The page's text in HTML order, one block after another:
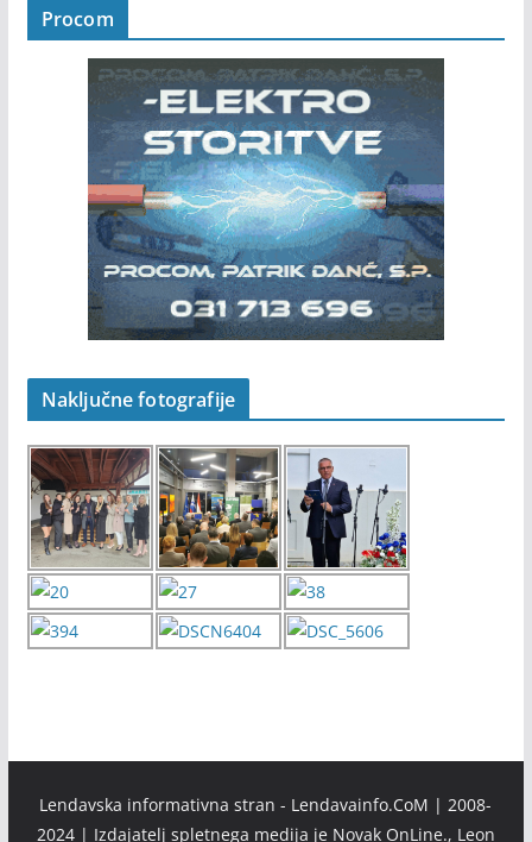
Procom
Naključne fotografije
Lendavska informativna stran - Lendavainfo.CoM | 2008-
2024 | Izdajatelj spletnega medija je Novak OnLine., Leon